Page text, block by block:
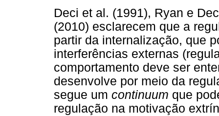
Deci et al. (1991), Ryan e
(2010) esclarecem que a
partir da internalização, que
interferências externas
comportamento deve ser
desenvolve por meio da
segue um continuum que
regulação na motivação